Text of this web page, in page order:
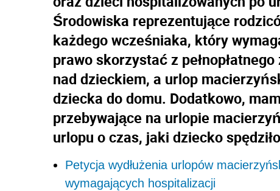
Środowiska reprezentujące
każdego wcześniaka, który
prawo skorzystać z
nad dzieckiem, a urlop
dziecka do domu. Dodatkowo,
przebywające na urlopie
urlopu o czas, jaki dziecko
Petycja wydłużenia urlopów
wymagających hospitalizacji